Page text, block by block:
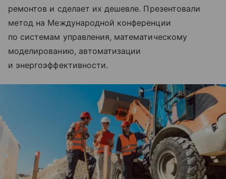
ремонтов и сделает их дешевле. Презентовали
метод на Международной конференции
по системам управления, математическому
моделированию, автоматизации
и энергоэффективности.